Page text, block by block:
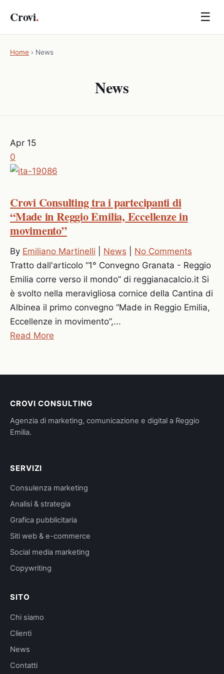
Crovi. ☰
Home › News
News
Apr 15
0
Crovi Consulting tra i partecipanti di
“Made in Reggio Emilia, Eccellenze in
movimento”
By Emiliano Martinelli News
No Comments
Tratto dall'articolo “1° Convegno Granata - Reggio
Emilia corre verso il mondo” di reggianacalcio.it Si
è svolto nella meravigliosa cornice della Cantina di
Albinea il primo convegno “Made in Reggio Emilia,
Eccellenze in movimento”,...
Read More
CROVI CONSULTING
Agenzia di marketing, comunicazione e digital a Reggio
Emilia.
SERVIZI
Consulenza marketing
Analisi & strategia
Grafica pubblicitaria
Siti web & e-commerce
Social media marketing
Copywriting
SITO
Chi siamo
Clienti
News
Contatti